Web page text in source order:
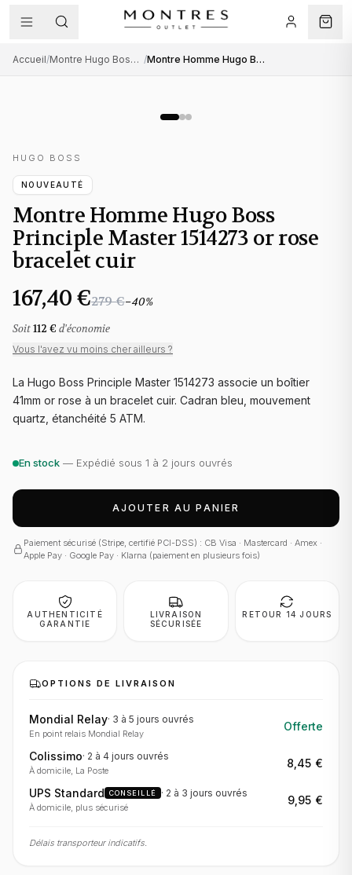
Accueil/ Montre Hugo Boss homme / Montre Homme Hugo Boss Principle Master 1514273 or rose bracelet cuir
HUGO BOSS
NOUVEAUTÉ
Montre Homme Hugo Boss
Principle Master 1514273 or rose
bracelet cuir
167,40 €279 €−40%
Soit112 € d'économie
Vous l'avez vu moins cher ailleurs ?
La Hugo Boss Principle Master 1514273 associe un boîtier
41mm or rose à un bracelet cuir. Cadran bleu, mouvement
quartz, étanchéité 5 ATM.
En stock — Expédié sous 1 à 2 jours ouvrés
AJOUTER AU PANIER
Paiement sécurisé (Stripe, certifié PCI-DSS) : CB Visa · Mastercard · Amex ·
Apple Pay · Google Pay · Klarna (paiement en plusieurs fois)
AUTHENTICITÉ
GARANTIE
LIVRAISON
SÉCURISÉE
RETOUR 14 JOURS
OPTIONS DE LIVRAISON
Mondial Relay· 3 à 5 jours ouvrés
En point relais Mondial Relay
Offerte
Colissimo· 2 à 4 jours ouvrés
À domicile, La Poste
8,45 €
UPS Standard CONSEILLÉ · 2 à 3 jours ouvrés
À domicile, plus sécurisé
9,95 €
Délais transporteur indicatifs.